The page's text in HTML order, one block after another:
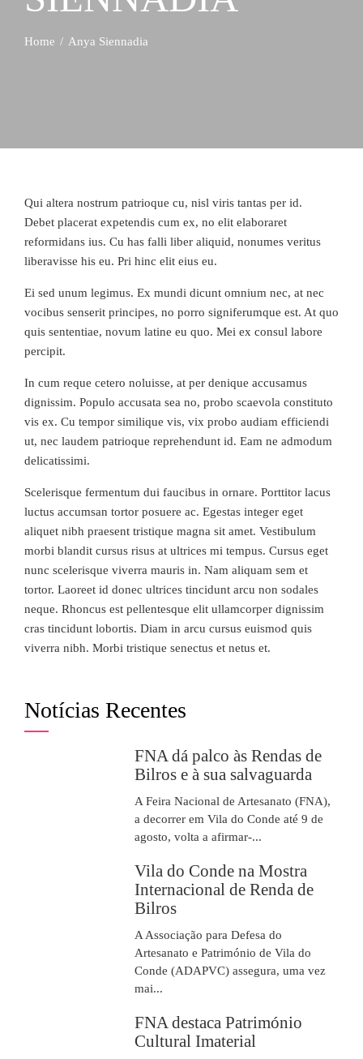
Home Anya Siennadia
Qui altera nostrum patrioque cu, nisl viris tantas per id.
Debet placerat expetendis cum ex, no elit elaboraret
reformidans ius. Cu has falli liber aliquid, nonumes veritus
liberavisse his eu. Pri hinc elit eius eu.
Ei sed unum legimus. Ex mundi dicunt omnium nec, at nec
vocibus senserit principes, no porro signiferumque est. At quo
quis sententiae, novum latine eu quo. Mei ex consul labore
percipit.
In cum reque cetero noluisse, at per denique accusamus
dignissim. Populo accusata sea no, probo scaevola constituto
vis ex. Cu tempor similique vis, vix probo audiam efficiendi
ut, nec laudem patrioque reprehendunt id. Eam ne admodum
delicatissimi.
Scelerisque fermentum dui faucibus in ornare. Porttitor lacus
luctus accumsan tortor posuere ac. Egestas integer eget
aliquet nibh praesent tristique magna sit amet. Vestibulum
morbi blandit cursus risus at ultrices mi tempus. Cursus eget
nunc scelerisque viverra mauris in. Nam aliquam sem et
tortor. Laoreet id donec ultrices tincidunt arcu non sodales
neque. Rhoncus est pellentesque elit ullamcorper dignissim
cras tincidunt lobortis. Diam in arcu cursus euismod quis
viverra nibh. Morbi tristique senectus et netus et.
Notícias Recentes
FNA dá palco às Rendas de
Bilros e à sua salvaguarda
A Feira Nacional de Artesanato (FNA),
a decorrer em Vila do Conde até 9 de
agosto, volta a afirmar-...
Vila do Conde na Mostra
Internacional de Renda de
Bilros
A Associação para Defesa do
Artesanato e Património de Vila do
Conde (ADAPVC) assegura, uma vez
mai...
FNA destaca Património
Cultural Imaterial